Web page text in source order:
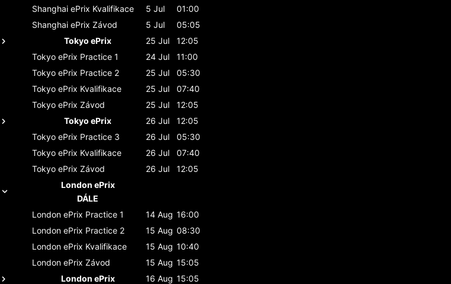
Shanghai ePrix Kvalifikace 5 Jul
01:00
Shanghai ePrix Závod 5 Jul
05:05
Tokyo ePrix
25 Jul
12:05
Tokyo ePrix Practice 1 24 Jul
11:00
Tokyo ePrix Practice 2 25 Jul
05:30
Tokyo ePrix Kvalifikace 25 Jul
07:40
Tokyo ePrix Závod 25 Jul
12:05
Tokyo ePrix
26 Jul
12:05
Tokyo ePrix Practice 3 26 Jul
05:30
Tokyo ePrix Kvalifikace 26 Jul
07:40
Tokyo ePrix Závod 26 Jul
12:05
London ePrix
DÁLE
London ePrix Practice 1 14 Aug 16:00
London ePrix Practice 2 15 Aug 08:30
London ePrix Kvalifikace 15 Aug 10:40
London ePrix Závod 15 Aug 15:05
London ePrix
16 Aug 15:05